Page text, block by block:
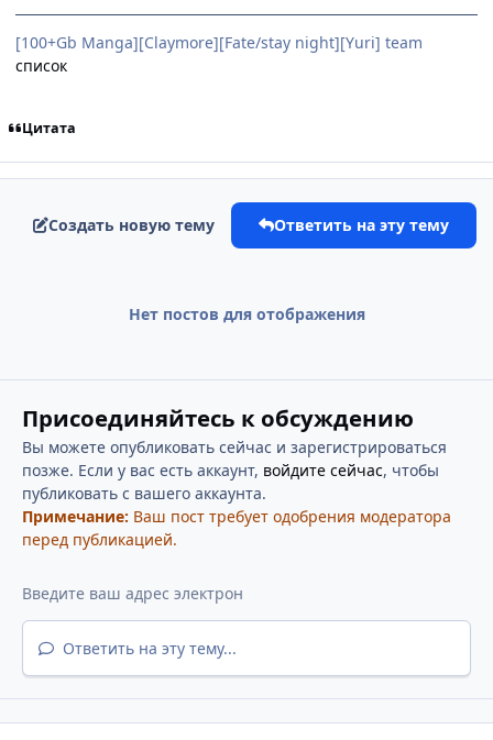
[100+Gb Manga][Claymore][Fate/stay night][Yuri] team
список
Цитата
Создать новую тему Ответить на эту тему
Нет постов для отображения
Присоединяйтесь к обсуждению
Вы можете опубликовать сейчас и зарегистрироваться
позже. Если у вас есть аккаунт, войдите сейчас, чтобы
публиковать с вашего аккаунта.
Примечание: Ваш пост требует одобрения модератора
перед публикацией.
Ответить на эту тему...